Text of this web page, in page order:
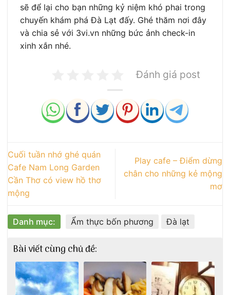
sẽ để lại cho bạn những kỷ niệm khó phai trong
chuyến khám phá Đà Lạt đấy. Ghé thăm nơi đây
và chia sẻ với 3vi.vn những bức ảnh check-in
xinh xắn nhé.
Đánh giá post
Cuối tuần nhớ ghé quán
Cafe Nam Long Garden
Cần Thơ có view hồ thơ
mộng
Play cafe – Điểm dừng
chân cho những kẻ mộng
mơ
Danh mục: Ẩm thực bốn phương Đà lạt
Bài viết cùng chủ đề: